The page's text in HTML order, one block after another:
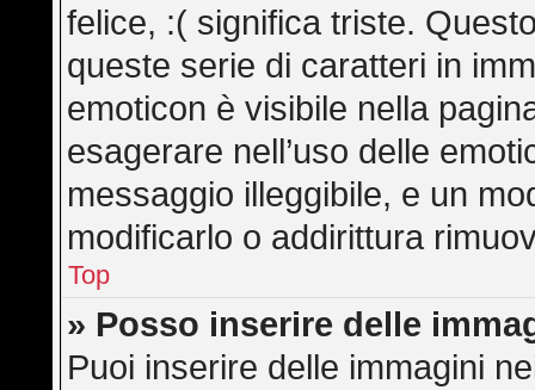
felice, :( significa triste.
queste serie di caratteri in
emoticon è visibile nella
esagerare nell’uso delle
messaggio illeggibile, e un
modificarlo o addirittura
Top
» Posso inserire delle
Puoi inserire delle immagini